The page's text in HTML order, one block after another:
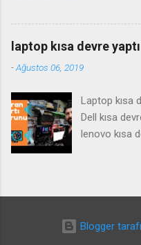
laptop kısa devre
-Ağustos 06, 2019
Laptop kısa
Dell kısa
lenovo kısa
kısa devre
çektim iyi
anakart kısa
Blogger